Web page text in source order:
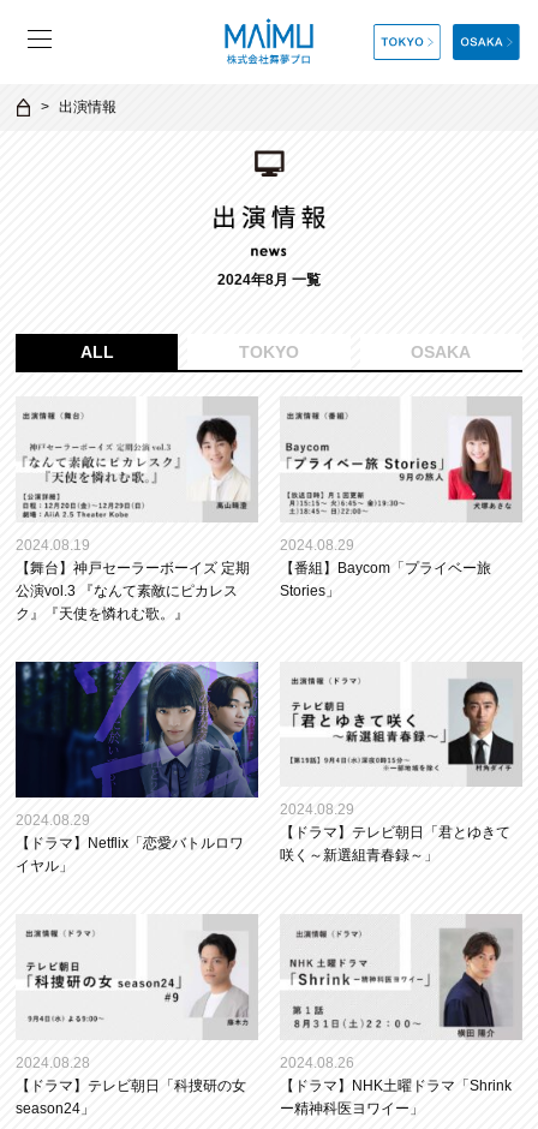
出演情報
2024年8月 一覧
ALL TOKYO OSAKA
2024.08.19
【舞台】神戸セーラーボーイズ 定期
公演vol.3 『なんて素敵にピカレス
ク』『天使を憐れむ歌。』
2024.08.29
【番組】Baycom「プライベー旅
Stories」
2024.08.29
【ドラマ】Netflix「恋愛バトルロワ
イヤル」
2024.08.29
【ドラマ】テレビ朝日「君とゆきて
咲く～新選組青春録～」
2024.08.28
【ドラマ】テレビ朝日「科捜研の女
season24」
2024.08.26
【ドラマ】NHK土曜ドラマ「Shrink
ー精神科医ヨワイー」